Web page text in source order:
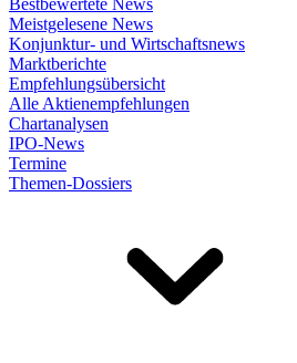
Bestbewertete News
Meistgelesene News
Konjunktur- und Wirtschaftsnews
Marktberichte
Empfehlungsübersicht
Alle Aktienempfehlungen
Chartanalysen
IPO-News
Termine
Themen-Dossiers